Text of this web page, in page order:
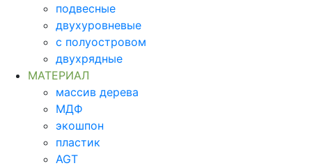
подвесные
двухуровневые
с полуостровом
двухрядные
МАТЕРИАЛ
массив дерева
МДФ
экошпон
пластик
AGT